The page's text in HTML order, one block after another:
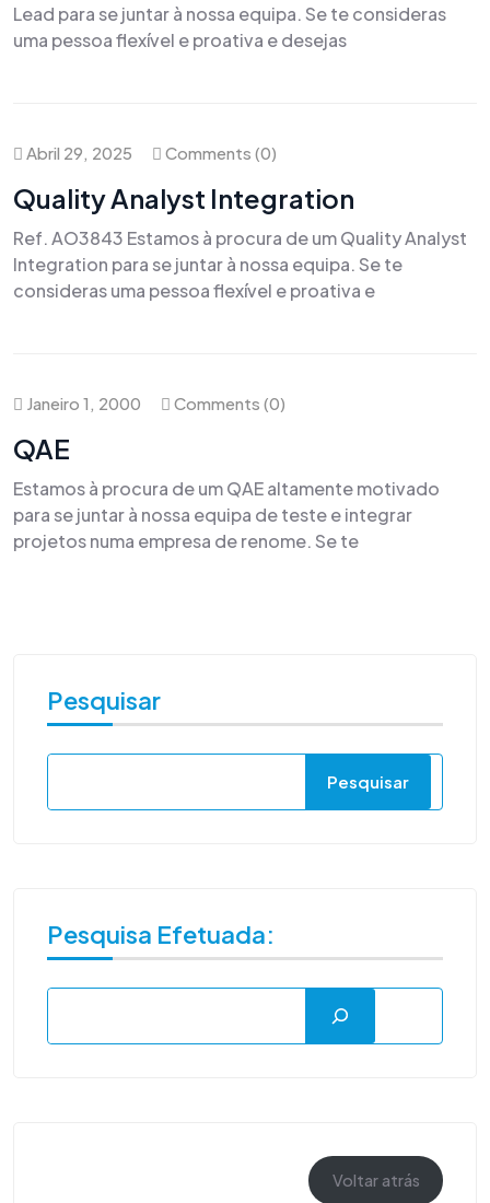
Lead para se juntar à nossa equipa. Se te consideras
uma pessoa flexível e proativa e desejas
Abril 29, 2025 Comments (0)
Quality Analyst Integration
Ref. AO3843 Estamos à procura de um Quality Analyst
Integration para se juntar à nossa equipa. Se te
consideras uma pessoa flexível e proativa e
Janeiro 1, 2000 Comments (0)
QAE
Estamos à procura de um QAE altamente motivado
para se juntar à nossa equipa de teste e integrar
projetos numa empresa de renome. Se te
Pesquisar
Pesquisar
Pesquisa Efetuada:
Voltar atrás